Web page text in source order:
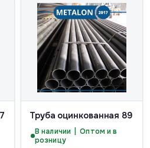
Труба оцинкованная 89
В наличии | Оптом и в
розницу